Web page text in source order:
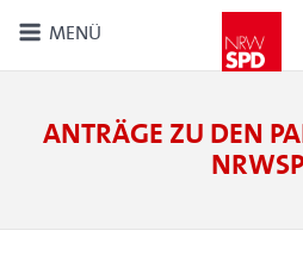
MENÜ
ANTRÄGE ZU DEN